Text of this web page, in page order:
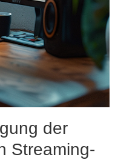
der
Streaming-